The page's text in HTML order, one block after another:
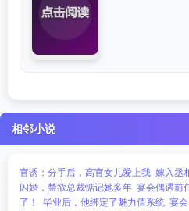
相邻小说
官诱：分手后，高官女儿爱上我 嫁入丞
闪婚，禁欲总裁惦记她多年 宴会偶遇前
了！
毕业后，他绑定了魅力值系统 宴